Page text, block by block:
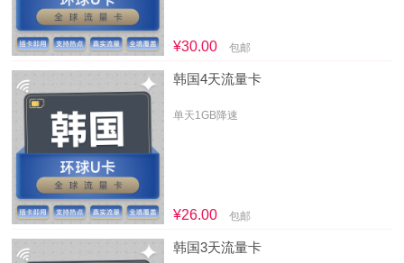
¥30.00 包邮
韩国4天流量卡
单天1GB降速
¥26.00 包邮
韩国3天流量卡